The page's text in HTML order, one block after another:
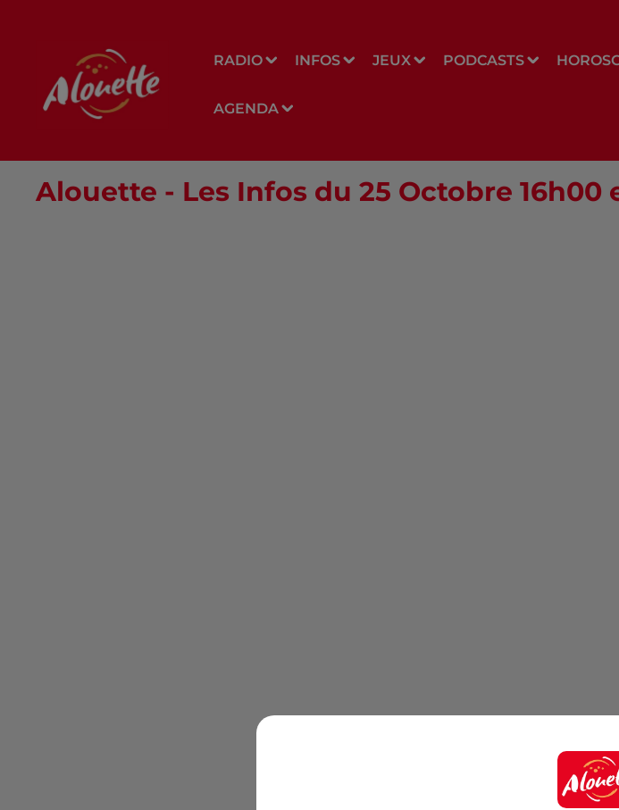
RADIO INFOS JEUX PODCASTS
AGENDA
Alouette - Les Infos du 25 Octobre 16h00